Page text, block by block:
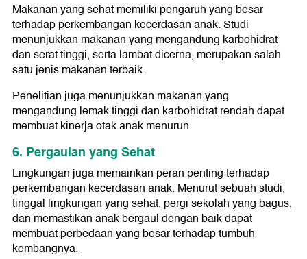
Makanan yang sehat memiliki pengaruh yang besar
terhadap perkembangan kecerdasan anak. Studi
menunjukkan makanan yang mengandung karbohidrat
dan serat tinggi, serta lambat dicerna, merupakan salah
satu jenis makanan terbaik.
Penelitian juga menunjukkan makanan yang
mengandung lemak tinggi dan karbohidrat rendah dapat
membuat kinerja otak anak menurun.
6. Pergaulan yang Sehat
Lingkungan juga memainkan peran penting terhadap
perkembangan kecerdasan anak. Menurut sebuah studi,
tinggal lingkungan yang sehat, pergi sekolah yang bagus,
dan memastikan anak bergaul dengan baik dapat
membuat perbedaan yang besar terhadap tumbuh
kembangnya.